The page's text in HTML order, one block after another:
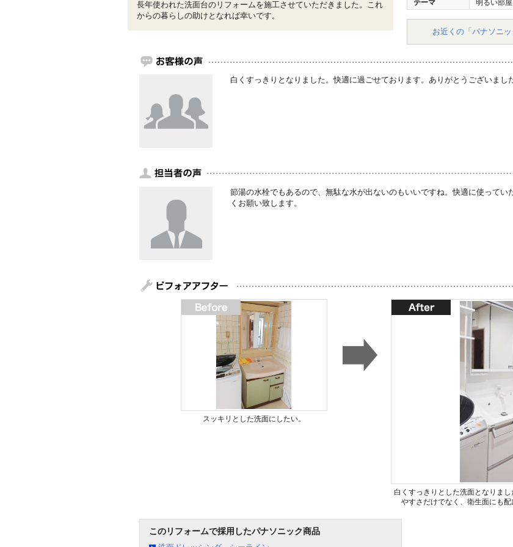
テーマ 明るい部屋
お近くの「パナソニ
長年使われた洗面台のリフォームを施工させていただきました。これ
からの暮らしの助けとなれば幸いです。
白くすっきりとなりました。快適に過ごせております。ありがとうございました
節湯の水栓でもあるので、無駄な水が出ないのもいいですね。快適に使ってい
くお願い致します。
スッキリとした洗面にしたい。
白くすっきりとした洗面となりま
やすさだけでなく、衛生面にも配
このリフォームで採用したパナソニック商品